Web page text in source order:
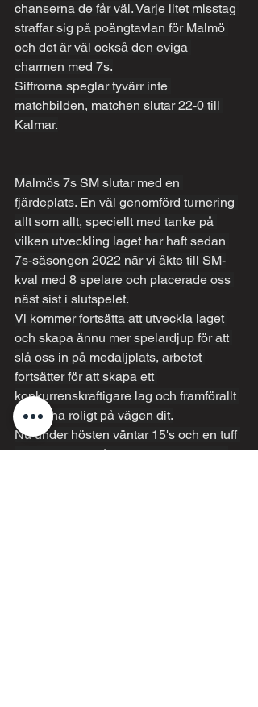
chanserna de får väl. Varje litet misstag
straffar sig på poängtavlan för Malmö
och det är väl också den eviga
charmen med 7s.
Siffrorna speglar tyvärr inte
matchbilden, matchen slutar 22-0 till
Kalmar.
Malmös 7s SM slutar med en
fjärdeplats. En väl genomförd turnering
allt som allt, speciellt med tanke på
vilken utveckling laget har haft sedan
7s-säsongen 2022 när vi åkte till SM-
kval med 8 spelare och placerade oss
näst sist i slutspelet.
Vi kommer fortsätta att utveckla laget
och skapa ännu mer spelardjup för att
slå oss in på medaljplats, arbetet
fortsätter för att skapa ett
konkurrenskraftigare lag och framförallt
ska vi ha roligt på vägen dit.
Nu under hösten väntar 15's och en tuff
off-season för våra damer. Vi kommer